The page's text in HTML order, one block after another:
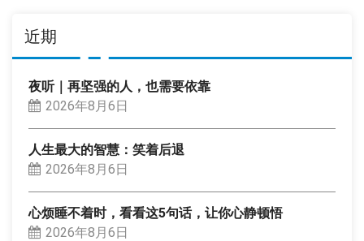
近期
夜听｜再坚强的人，也需要依靠
2026年8月6日
人生最大的智慧：笑着后退
2026年8月6日
心烦睡不着时，看看这5句话，让你心静顿悟
2026年8月6日